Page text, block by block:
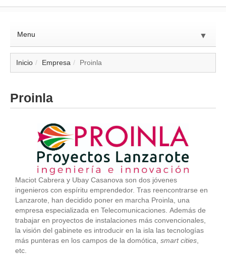
Menu ▼
▼
▼
▼
Inicio Empresa Proinla
Proinla
Maciot Cabrera y Ubay Casanova son dos jóvenes
ingenieros con espíritu emprendedor. Tras reencontrarse en
Lanzarote, han decidido poner en marcha Proinla, una
empresa especializada en Telecomunicaciones. Además de
trabajar en proyectos de instalaciones más convencionales,
la visión del gabinete es introducir en la isla las tecnologías
más punteras en los campos de la domótica, smart cities
etc.